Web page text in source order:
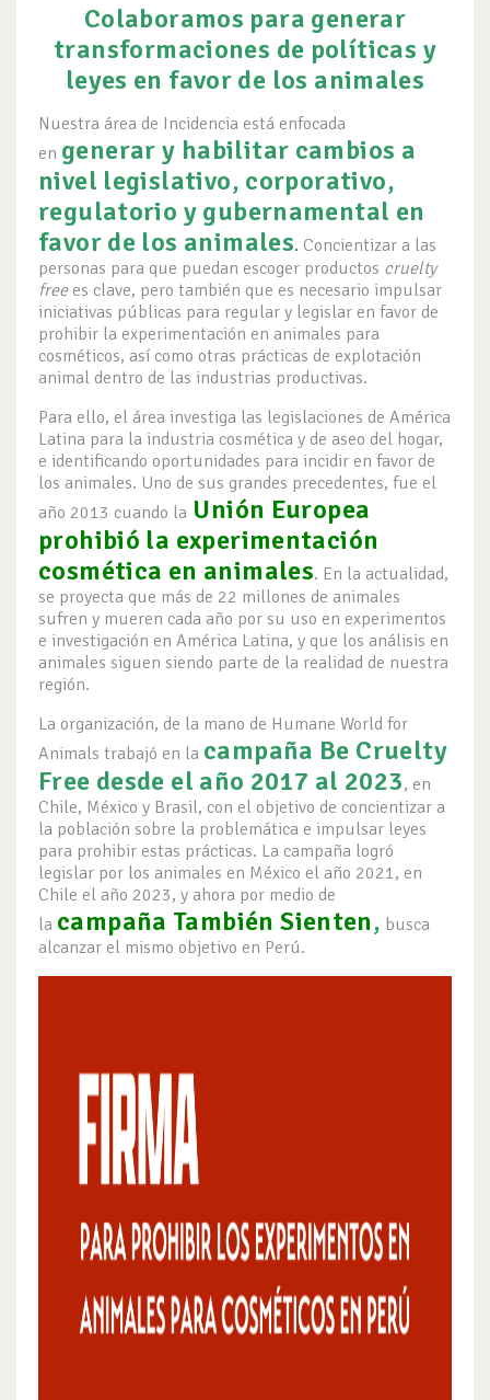
Colaboramos para generar
transformaciones de políticas y
leyes en favor de los animales
Nuestra área de Incidencia está enfocada
en generar y habilitar cambios a
nivel legislativo, corporativo,
regulatorio y gubernamental en
favor de los animales. Concientizar a las
personas para que puedan escoger productos cruelty
freees clave, pero también que es necesario impulsar
iniciativas públicas para regular y legislar en favor de
prohibir la experimentación en animales para
cosméticos, así como otras prácticas de explotación
animal dentro de las industrias productivas.
Para ello, el área investiga las legislaciones de América
Latina para la industria cosmética y de aseo del hogar,
e identificando oportunidades para incidir en favor de
los animales. Uno de sus grandes precedentes, fue el
año 2013 cuando la Unión Europea
prohibió la experimentación
cosmética en animales. En la actualidad,
se proyecta que más de 22 millones de animales
sufren y mueren cada año por su uso en experimentos
e investigación en América Latina, y que los análisis en
animales siguen siendo parte de la realidad de nuestra
región.
La organización, de la mano de Humane World for
Animals trabajó en la campaña Be Cruelty
Free desde el año 2017 al 2023, en
Chile, México y Brasil, con el objetivo de concientizar a
la población sobre la problemática e impulsar leyes
para prohibir estas prácticas. La campaña logró
legislar por los animales en México el año 2021, en
Chile el año 2023, y ahora por medio de
la campaña También Sienten, busca
alcanzar el mismo objetivo en Perú.